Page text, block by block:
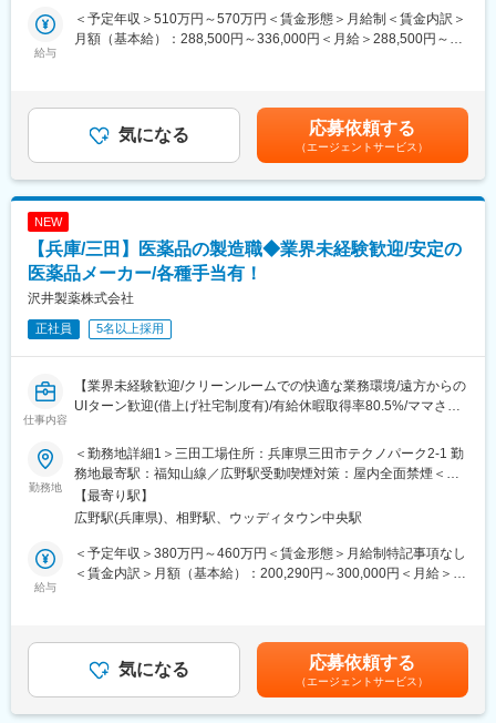
▽医薬品事業：CNS領域（中枢神経領域）を中心としたジェネリ
ック医薬品の開発・製造・販売、ならびに長期収載品（特許等に
先発医薬品（新薬）の特許が切れた後に、同じ有効成分を使って
製造・販売される医薬品のことです。先発医薬品と同等の効き目
や安全性が認められており、開発費用が抑えられるため、価格が
■参考ページ
め募集をしおります。
・新製品の導入検討（調合充填に関する量産工程の設計と各種文
書の作成）
・既存製品の調合充填に関する工程の改善
させることができる
・担当業務における潜在的な問題点を発見し、本質的な問題解決
を主体的に遂行できる。
ることができる
通信教育、階層別研修、専門別教育、公募制研修、語学学習支援
など
■当社の製品（一部抜粋）：
<GATSBY/ギャッツビー>
1978年発売以来、いつの時代も常に「旬のかっこよさ」を提案
し、男性のトータルグルーミング研究に根ざした確かな品質で、
<Bifesta/ビフェスタ>
素肌から輝きたい女性に、キレイを楽しむクレンジングシーンを
変更の範囲：会社の定める業務
給与
＜予定年収＞510万円～570万円＜賃金形態＞月給制＜賃金内訳＞
月額（基本給）：288,500円～336,000円＜月給＞288,500円～
はあくまでも目安の金額であり、選考を通じて上下する可能性が
あります。月給(月額)は固定手当を含めた表記です。
気になる 応募依頼する
（エージェントサービス）
NEW
【兵庫/三田】医薬品の製造職◆業界未経験歓迎/安定の
医薬品メーカー/各種手当有！
沢井製薬株式会社
正社員 5名以上採用
仕事内容
【業界未経験歓迎/クリーンルームでの快適な業務環境/遠方からの
UIターン歓迎(借上げ社宅制度有)/有給休暇取得率80.5%/ママさん
同社はジェネリック医薬品の業界トップメーカーです。本ポジシ
ョンは、医薬品の製造職として、下記業務に携わって頂きます。
■業務内容：
製造または包装に関わる機械操作を担当します。業務環境は、空
調完備のクリーンルームで非常に衛生的です。3～5名のチーム制
で作業する工程が多く、チームには経験豊富な先輩社員がいるの
入社後は、半年程度研修を行います。安全教育・オリエンテーシ
ョンをはじめ、製薬業界に関する知識などを身につけて頂きま
す。業務は手順書に沿って進めていくため、医薬品に関わる専門
勤務地
＜勤務地詳細1＞三田工場住所：兵庫県三田市テクノパーク2-1 勤
務地最寄駅：福知山線／広野駅受動喫煙対策：屋内全面禁煙＜勤
務地詳細2＞三田西工場住所：兵庫県三田市テクノパーク18-8 勤
務地最寄駅：JR宝塚線／新三田駅受動喫煙対策：屋内全面禁煙変
【最寄り駅】
広野駅(兵庫県)、相野駅、ウッディタウン中央駅
給与
＜予定年収＞380万円～460万円＜賃金形態＞月給制特記事項なし
＜賃金内訳＞月額（基本給）：200,290円～300,000円＜月給＞
続10年／チーフ）、年収540万（28歳／勤続10年／オペレータ
ー）、年収440万（25歳／勤続3年／オペレーター）賃金はあくま
でも目安の金額であり、選考を通じて上下する可能性がありま
す。月給(月額)は固定手当を含めた表記です。
気になる 応募依頼する
（エージェントサービス）